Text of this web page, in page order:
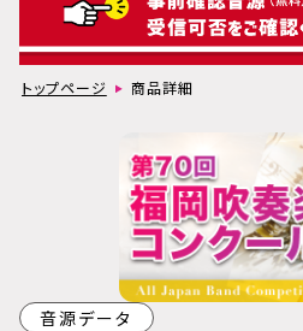
トップページ 商品詳細
音源データ